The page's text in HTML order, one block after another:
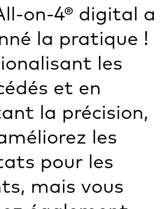
on-4® digital a
la pratique !
les
et en
la précision,
les
pour les
mais vous